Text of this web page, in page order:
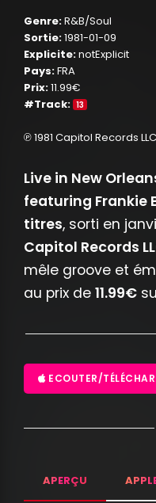
Genre:R&B/Soul
Sortie:1981-01-09
Explicite:notExplicit
Pays:FRA
Prix:11.99€
#Track: 13
℗ 1981 Capitol Records LLC
Live in New
featuring Frankie
titres, sorti en
Capitol Records
mêle groove et
au prix de 11.99€
ECOUTER/
APERÇU